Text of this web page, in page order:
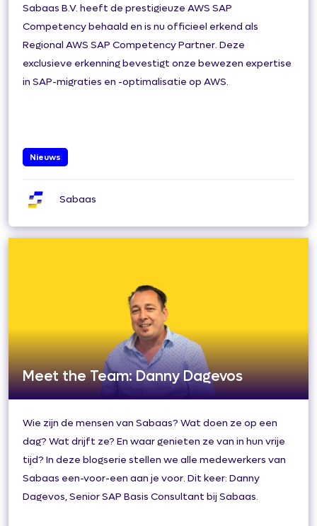
Sabaas B.V. heeft de prestigieuze AWS SAP
Competency behaald en is nu officieel erkend als
Regional AWS SAP Competency Partner. Deze
exclusieve erkenning bevestigt onze bewezen expertise
in SAP-migraties en -optimalisatie op AWS.
Nieuws
Sabaas
Meet the Team: Danny Dagevos
Wie zijn de mensen van Sabaas? Wat doen ze op een
dag? Wat drijft ze? En waar genieten ze van in hun vrije
tijd? In deze blogserie stellen we alle medewerkers van
Sabaas een-voor-een aan je voor. Dit keer: Danny
Dagevos, Senior SAP Basis Consultant bij Sabaas.